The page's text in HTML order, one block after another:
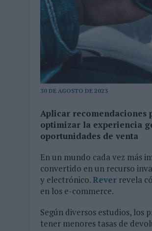
31/07/2026
‘FROZEN DUNKIN’ X
31/07/2026
MAKING SCIENCE
31/07/2026
WPP MEDIA SUMA A SU
06/08/2026
LA IA ESTÁ SUBIENDO EL
30 DE AGOSTO DE 2023
Aplicar recomendaciones
optimizar la experiencia
oportunidades de venta
En un mundo cada vez más
convertido en un recurso
y electrónico. Rever revela
en los e-commerce.
Según diversos estudios, los
tener menores tasas de